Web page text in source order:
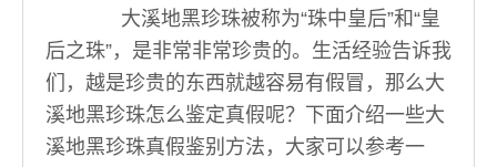
大溪地黑珍珠被称为“珠中皇后”和“皇
后之珠”，是非常非常珍贵的。生活经验告诉我
们，越是珍贵的东西就越容易有假冒，那么大
溪地黑珍珠怎么鉴定真假呢？下面介绍一些大
溪地黑珍珠真假鉴别方法，大家可以参考一